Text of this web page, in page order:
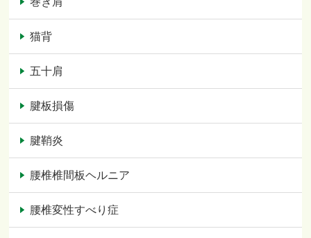
猫背
五十肩
腱板損傷
腱鞘炎
腰椎椎間板ヘルニア
腰椎変性すべり症